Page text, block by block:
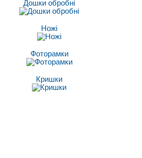
Дошки обробні
Ножі
Фоторамки
Кришки